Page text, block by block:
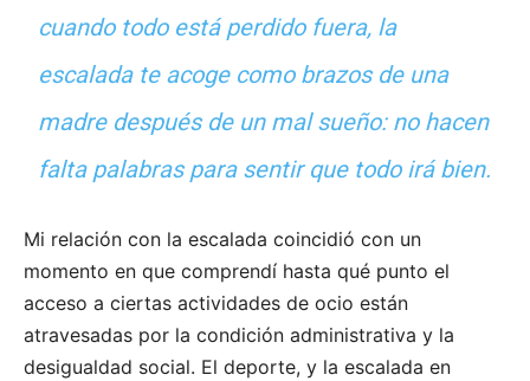
cuando todo está perdido fuera, la
escalada te acoge como brazos de una
madre después de un mal sueño: no hacen
falta palabras para sentir que todo irá bien.
Mi relación con la escalada coincidió con un
momento en que comprendí hasta qué punto el
acceso a ciertas actividades de ocio están
atravesadas por la condición administrativa y la
desigualdad social. El deporte, y la escalada en